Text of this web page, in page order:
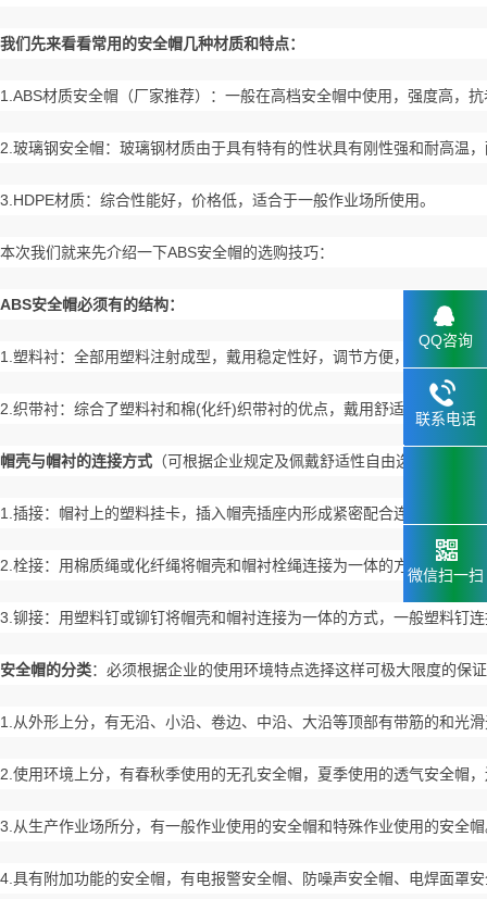
我们先来看看常用的安全帽几种材质和特点：
1.ABS材质安全帽（厂家推荐）： 一般在高档安全帽中使用，强度高，
2.玻璃钢安全帽：玻璃钢材质由于具有特有的性状具有刚性强和耐高温
3.HDPE材质：综合性能好，价格低，适合于一般作业场所使用。
本次我们就来先介绍一下ABS安全帽的选购技巧：
ABS安全帽必须有的结构：
1.塑料衬：全部用塑料注射成型，戴用稳定性好，调节方便，但舒适性
2.织带衬：综合了塑料衬和棉(化纤)织带衬的优点，戴用舒适，稳定性
帽壳与帽衬的连接方式 （可根据企业规定及佩戴舒适性自由选择其中一
1.插接：帽衬上的塑料挂卡，插入帽壳插座内形成紧密配合连接。
2.栓接：用棉质绳或化纤绳将帽壳和帽衬栓绳连接为一体的方式。
3.铆接：用塑料钉或铆钉将帽壳和帽衬连接为一体的方式，一般塑料钉
安全帽的分类：必须根据企业的使用环境特点选择这样可极大限度的保
1.从外形上分，有无沿、小沿、卷边、中沿、大沿等顶部有带筋的和光
2.使用环境上分，有春秋季使用的无孔安全帽，夏季使用的透气安全帽
3.从生产作业场所分，有一般作业使用的安全帽和特殊作业使用的安全
4.具有附加功能的安全帽，有电报警安全帽、防噪声安全帽、电焊面罩
QQ咨询
联系电话
微信扫一扫